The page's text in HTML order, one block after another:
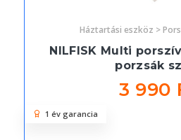
Háztartási eszköz >
NILFISK Multi
porzsák
3 990
1 év garancia